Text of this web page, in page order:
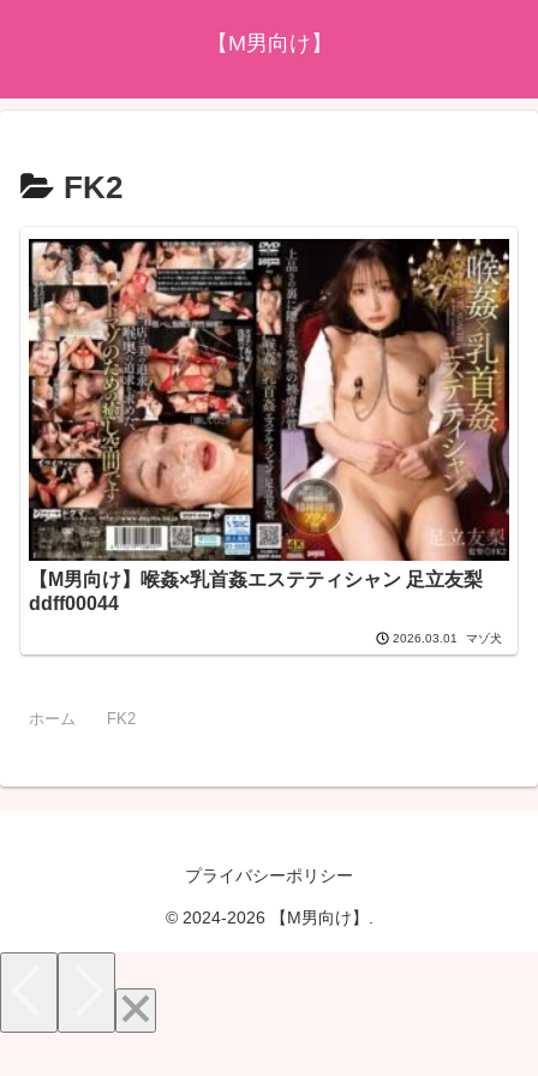
【M男向け】
FK2
【M男向け】喉姦×乳首姦エステティシャン 足立友梨
ddff00044
2026.03.01 マゾ犬
ホーム FK2
プライバシーポリシー
© 2024-2026 【M男向け】.